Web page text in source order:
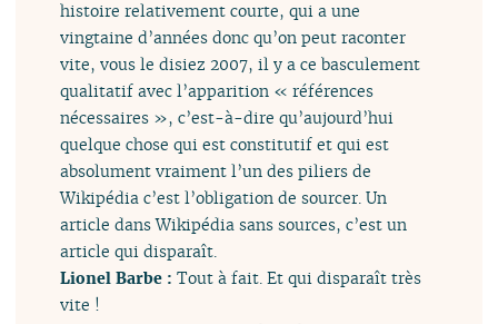
histoire relativement courte, qui a une
vingtaine d’années donc qu’on peut raconter
vite, vous le disiez 2007, il y a ce basculement
qualitatif avec l’apparition « références
nécessaires », c’est-à-dire qu’aujourd’hui
quelque chose qui est constitutif et qui est
absolument vraiment l’un des piliers de
Wikipédia c’est l’obligation de sourcer. Un
article dans Wikipédia sans sources, c’est un
article qui disparaît.
Lionel Barbe :Tout à fait. Et qui disparaît très
vite !